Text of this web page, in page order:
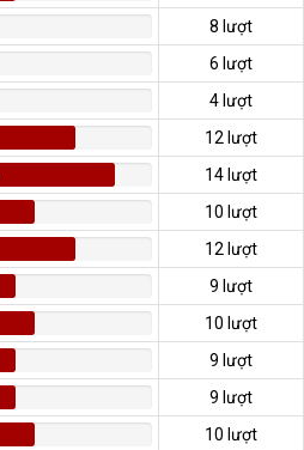
8 lượt
6 lượt
4 lượt
12 lượt
14 lượt
10 lượt
12 lượt
9 lượt
10 lượt
9 lượt
9 lượt
10 lượt